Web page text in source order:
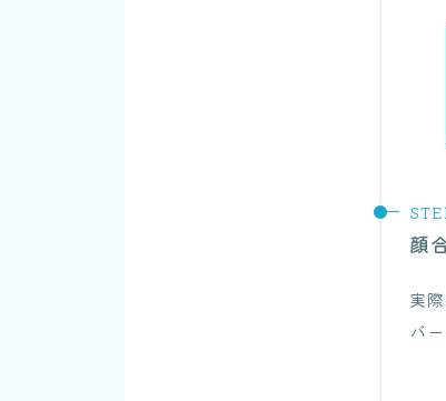
顔
実
バ